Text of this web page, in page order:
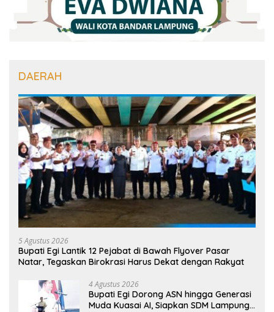
DAERAH
5 Agustus 2026
Bupati Egi Lantik 12 Pejabat di Bawah Flyover Pasar
Natar, Tegaskan Birokrasi Harus Dekat dengan Rakyat
4 Agustus 2026
Bupati Egi Dorong ASN hingga Generasi
Muda Kuasai AI, Siapkan SDM Lampung